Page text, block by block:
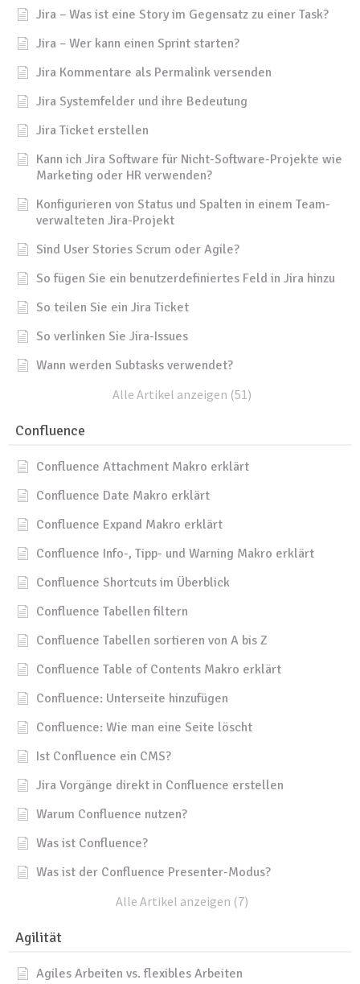
Jira – Was ist eine Story im Gegensatz zu einer Task?
Jira – Wer kann einen Sprint starten?
Jira Kommentare als Permalink versenden
Jira Systemfelder und ihre Bedeutung
Jira Ticket erstellen
Kann ich Jira Software für Nicht-Software-Projekte wie
Marketing oder HR verwenden?
Konfigurieren von Status und Spalten in einem Team-
verwalteten Jira-Projekt
Sind User Stories Scrum oder Agile?
So fügen Sie ein benutzerdefiniertes Feld in Jira hinzu
So teilen Sie ein Jira Ticket
So verlinken Sie Jira-Issues
Wann werden Subtasks verwendet?
Alle Artikel anzeigen (51)
Confluence
Confluence Attachment Makro erklärt
Confluence Date Makro erklärt
Confluence Expand Makro erklärt
Confluence Info-, Tipp- und Warning Makro erklärt
Confluence Shortcuts im Überblick
Confluence Tabellen filtern
Confluence Tabellen sortieren von A bis Z
Confluence Table of Contents Makro erklärt
Confluence: Unterseite hinzufügen
Confluence: Wie man eine Seite löscht
Ist Confluence ein CMS?
Jira Vorgänge direkt in Confluence erstellen
Warum Confluence nutzen?
Was ist Confluence?
Was ist der Confluence Presenter-Modus?
Alle Artikel anzeigen (7)
Agilität
Agiles Arbeiten vs. flexibles Arbeiten